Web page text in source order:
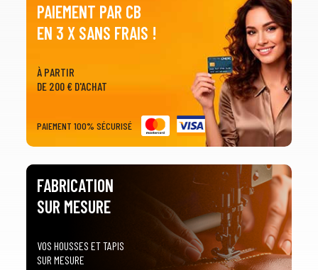
PAIEMENT PAR CB
EN 3 X SANS FRAIS !
À PARTIR
DE 200 € D'ACHAT
PAIEMENT 100% SÉCURISÉ
FABRICATION
SUR MESURE
VOS HOUSSES ET TAPIS
SUR MESURE